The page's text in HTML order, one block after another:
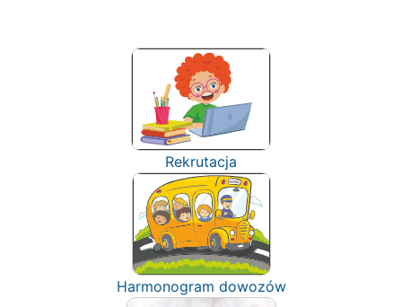
Rekrutacja
Harmonogram dowozów